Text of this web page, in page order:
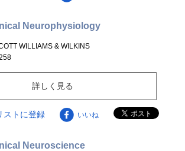
Neurophysiology
WILLIAMS & WILKINS
詳しく見る
ストに登録 いいね
Neuroscience